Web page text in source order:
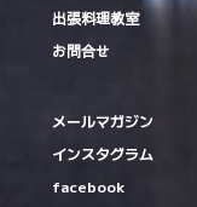
出張料理教室
お問合せ
メールマガジン
インスタグラム
facebook